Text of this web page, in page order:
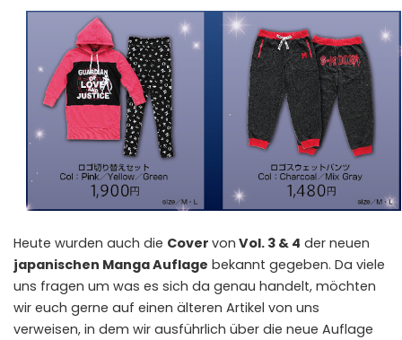
Heute wurden auch die Cover von Vol. 3 & 4 der neuen
japanischen Manga Auflage bekannt gegeben. Da viele
uns fragen um was es sich da genau handelt, möchten
wir euch gerne auf einen älteren Artikel von uns
verweisen, in dem wir ausführlich über die neue Auflage